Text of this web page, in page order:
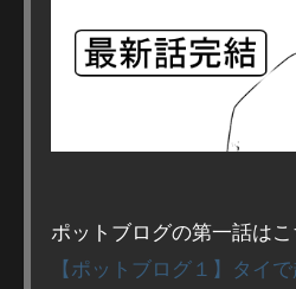
ポットブログの第一話は
【ポットブログ１】タイ